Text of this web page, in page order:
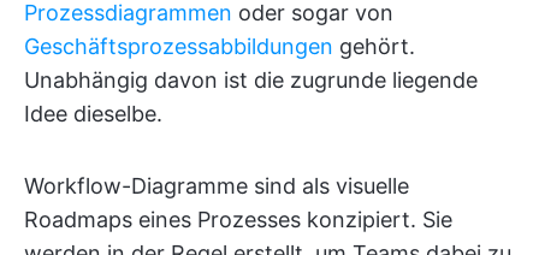
Prozessdiagrammen oder sogar von
Geschäftsprozessabbildungen gehört.
Unabhängig davon ist die zugrunde liegende
Idee dieselbe.
Workflow-Diagramme sind als visuelle
Roadmaps eines Prozesses konzipiert. Sie